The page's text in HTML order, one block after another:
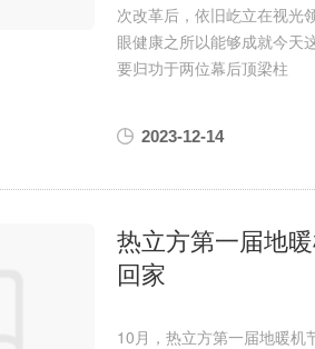
次改革后，依旧屹立在视光
眼健康之所以能够成就今天
要归功于两位幕后顶梁柱
2023-12-14
热立方第一届地
回家
10月，热立方第一届地暖机